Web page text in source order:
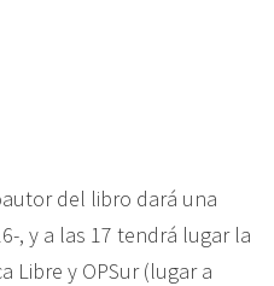
del libro dará una
, y a las 17 tendrá lugar la
Libre y OPSur (lugar a